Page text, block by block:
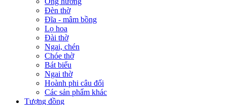
Đèn thờ
Đĩa - mâm bồng
Lọ hoa
Đài thờ
Ngai, chén
Chóe thờ
Bát biểu
Ngai thờ
Hoành phi câu đối
Các sản phẩm khác
Tượng đồng